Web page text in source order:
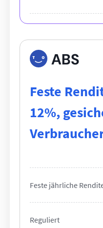
ABS
Feste
12%,
Feste jährliche
Reguliert